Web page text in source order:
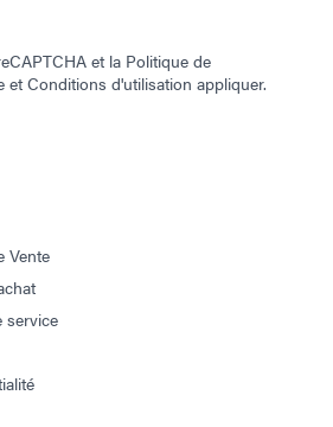
et la Politique de
etConditions d'utilisation appliquer.
Vente
service